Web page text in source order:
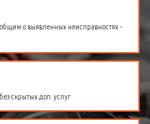
о выявленных неисправностях -
скрытых доп. услуг